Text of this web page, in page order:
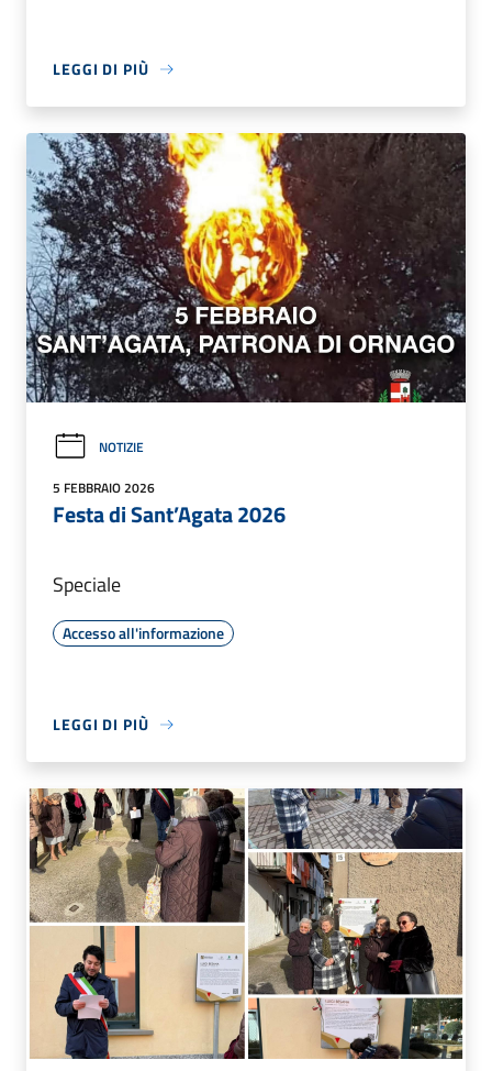
LEGGI DI PIÙ
NOTIZIE
5 FEBBRAIO 2026
Festa di Sant’Agata 2026
Speciale
Accesso all'informazione
LEGGI DI PIÙ